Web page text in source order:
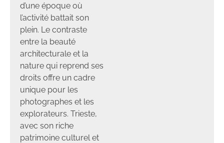
d’une époque où
l’activité battait son
plein. Le contraste
entre la beauté
architecturale et la
nature qui reprend ses
droits offre un cadre
unique pour les
photographes et les
explorateurs. Trieste,
avec son riche
patrimoine culturel et